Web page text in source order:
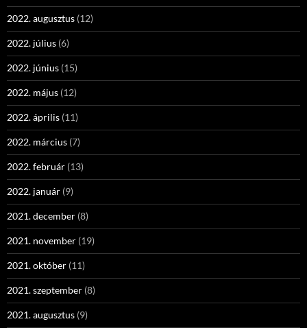
2022. augusztus (12)
2022. július (6)
2022. június (15)
2022. május (12)
2022. április (11)
2022. március (7)
2022. február (13)
2022. január (9)
2021. december (8)
2021. november (19)
2021. október (11)
2021. szeptember (8)
2021. augusztus (9)